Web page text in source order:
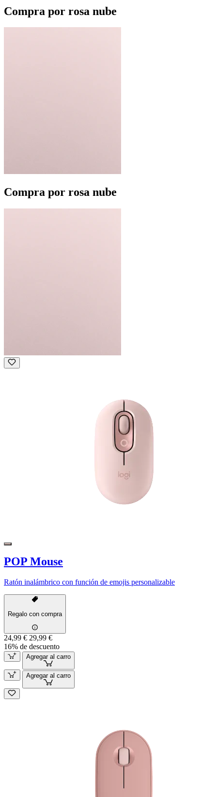
Compra por rosa nube
Compra por rosa nube
POP Mouse
Ratón inalámbrico con función de emojis personalizable
Regalo con compra
24,99 € 29,99 €
16% de descuento
Agregar al carro
Agregar al carro